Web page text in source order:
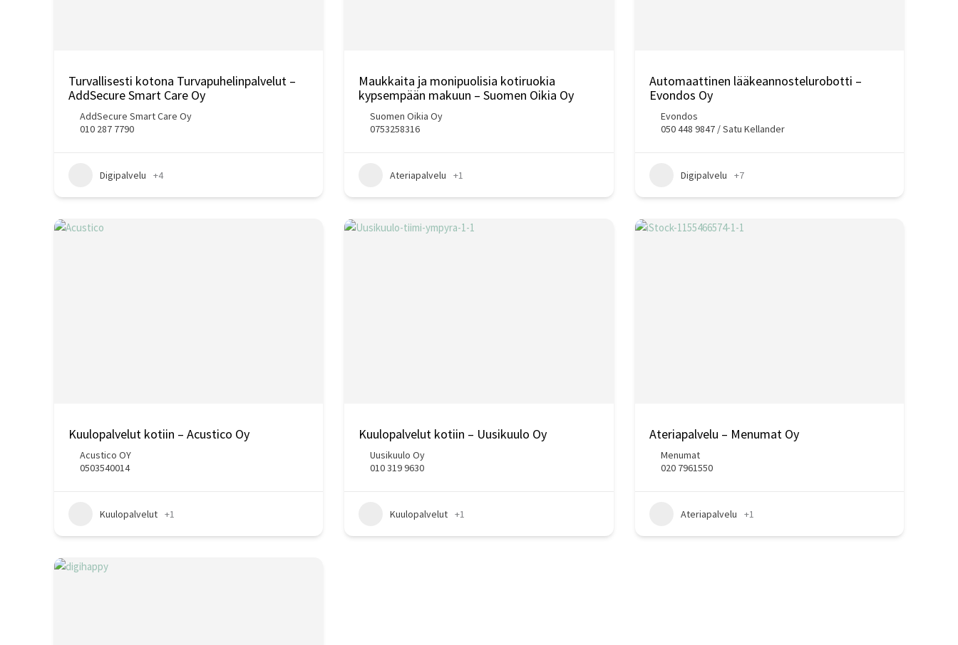
Turvallisesti kotona Turvapuhelinpalvelut –
AddSecure Smart Care Oy
AddSecure Smart Care Oy
010 287 7790
Digipalvelu +4
Maukkaita ja monipuolisia kotiruokia
kypsempään makuun – Suomen Oikia Oy
Suomen Oikia Oy
0753258316
Ateriapalvelu +1
Automaattinen lääkeannostelurobotti –
Evondos Oy
Evondos
050 448 9847 / Satu Kellander
Digipalvelu +7
Kuulopalvelut kotiin – Acustico Oy
Acustico OY
0503540014
Kuulopalvelut +1
Kuulopalvelut kotiin – Uusikuulo Oy
Uusikuulo Oy
010 319 9630
Kuulopalvelut +1
Ateriapalvelu – Menumat Oy
Menumat
020 7961550
Ateriapalvelu +1